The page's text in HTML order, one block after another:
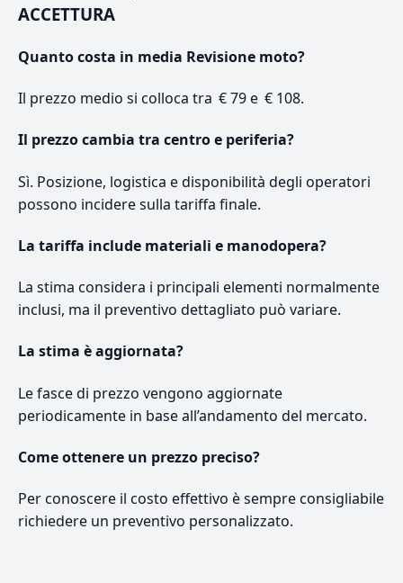
ACCETTURA
Quanto costa in media Revisione moto?
Il prezzo medio si colloca tra € 79 e € 108.
Il prezzo cambia tra centro e periferia?
Sì. Posizione, logistica e disponibilità degli operatori
possono incidere sulla tariffa finale.
La tariffa include materiali e manodopera?
La stima considera i principali elementi normalmente
inclusi, ma il preventivo dettagliato può variare.
La stima è aggiornata?
Le fasce di prezzo vengono aggiornate
periodicamente in base all’andamento del mercato.
Come ottenere un prezzo preciso?
Per conoscere il costo effettivo è sempre consigliabile
richiedere un preventivo personalizzato.